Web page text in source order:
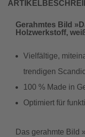
Gerahmtes Bild
Holzwerkstoff,
Vielfältige,
trendigen
100 % Made in
Optimiert für
Das gerahmte Bild